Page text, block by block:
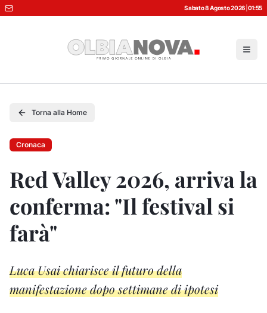
Sabato 8 Agosto 2026 01:55
Torna alla Home
Cronaca
Red Valley 2026, arriva la
conferma: "Il festival si
farà"
Luca Usai chiarisce il futuro della
manifestazione dopo settimane di ipotesi